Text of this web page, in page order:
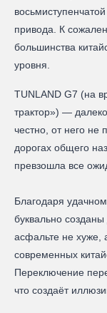
привода. К
большинства
уровня.
TUNLAND G7 (на
трактор») —
честно, от него не
дорогах общего
превзошла все
Благодаря
буквально созданы
асфальте не хуже,
современных
Переключение
что создаёт